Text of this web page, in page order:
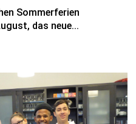
Sommerferien
das neue...